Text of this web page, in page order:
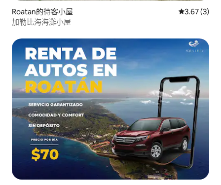
Roatan的待客小屋 從 3 則評價
3.67 (3)
加勒比海海灘小屋